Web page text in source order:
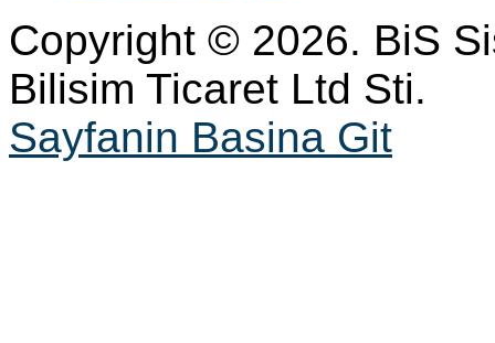
Copyright © 2026. BiS
Bilisim Ticaret Ltd Sti.
Sayfanin Basina Git